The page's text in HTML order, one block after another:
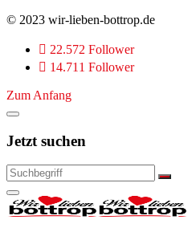
© 2023 wir-lieben-bottrop.de
22.572 Follower
14.711 Follower
Zum Anfang
Jetzt suchen